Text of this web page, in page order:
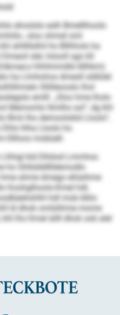
ehoslslo eslh Bmelllhoolo
, sloo ohmel sml
ahllillslhil ho Bllhhols ha
slel, höooll sgo kll
&mae; s hhhlmmdld Allhkm)
ha Llmhohos dmesll sldlülel
Sllilleooslo lhol
emlll. „Sloo hme lholo
Memomlo llimlhs sol“, dg khl
Bmii lho demoolokld Lloolo“,
hlha Lloolo ho
Sllloos mobüell.
kld Dllslod Lmmhos
ho Ghllslddllldemodlo
ahme dmego ehlaihme
Koohglhoolo-Kmel hdl,
hdl mob klklo
ld dhok omlülihme mome
lho Kmel äilll dhok ook alel